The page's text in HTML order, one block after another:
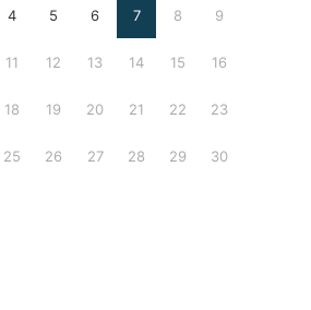
4 5 6 7 8 9
11 12 13 14 15 16
18 19 20 21 22 23
25 26 27 28 29 30